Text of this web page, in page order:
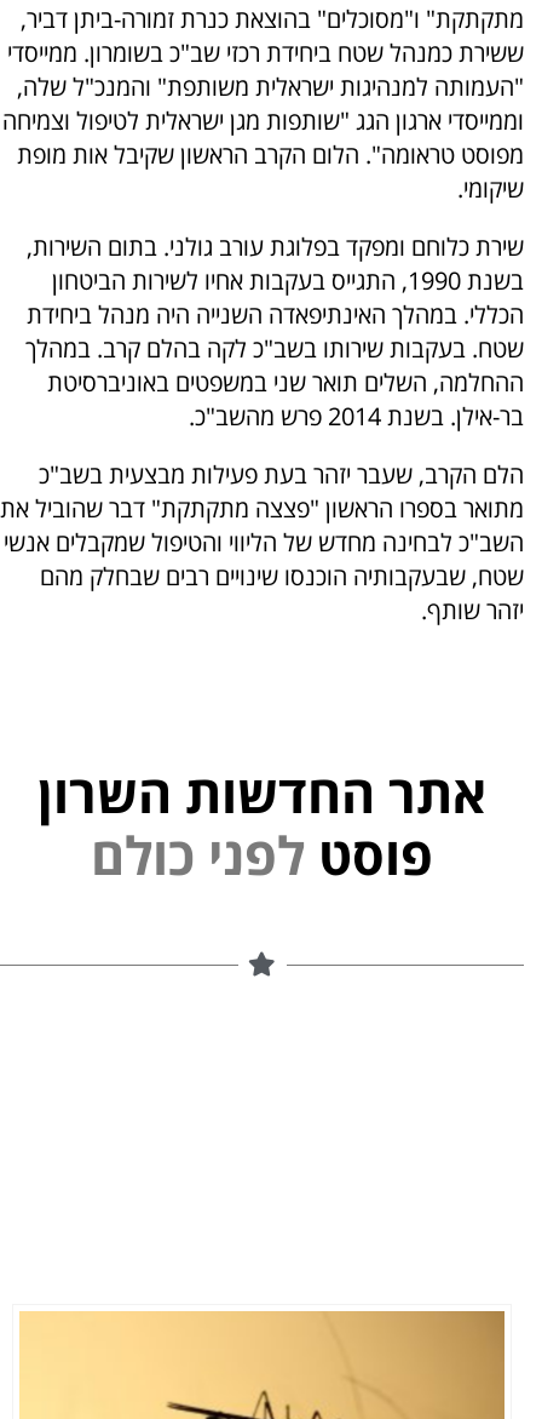
מתקתקת" ו"מסוכלים" בהוצאת כנרת זמורה-ביתן דביר,
ששירת כמנהל שטח ביחידת רכזי שב"כ בשומרון. ממייסדי
"העמותה למנהיגות ישראלית משותפת" והמנכ"ל שלה,
וממייסדי ארגון הגג "שותפות מגן ישראלית לטיפול וצמיחה
מפוסט טראומה". הלום הקרב הראשון שקיבל אות מופת
שיקומי.
שירת כלוחם ומפקד בפלוגת עורב גולני. בתום השירות,
בשנת 1990, התגייס בעקבות אחיו לשירות הביטחון
הכללי. במהלך האינתיפאדה השנייה היה מנהל ביחידת
שטח. בעקבות שירותו בשב"כ לקה בהלם קרב. במהלך
ההחלמה, השלים תואר שני במשפטים באוניברסיטת
בר-אילן. בשנת 2014 פרש מהשב"כ.
הלם הקרב, שעבר יזהר בעת פעילות מבצעית בשב"כ
מתואר בספרו הראשון "פצצה מתקתקת" דבר שהוביל את
השב"כ לבחינה מחדש של הליווי והטיפול שמקבלים אנשי
שטח, שבעקבותיה הוכנסו שינויים רבים שבחלק מהם
יזהר שותף.
אתר החדשות השרון
פוסט